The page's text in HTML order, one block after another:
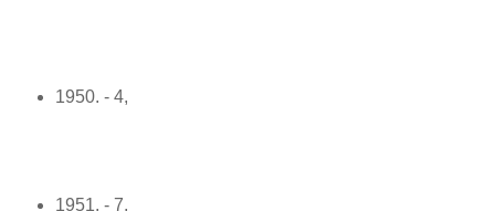
1950. - 4,
1951. - 7,